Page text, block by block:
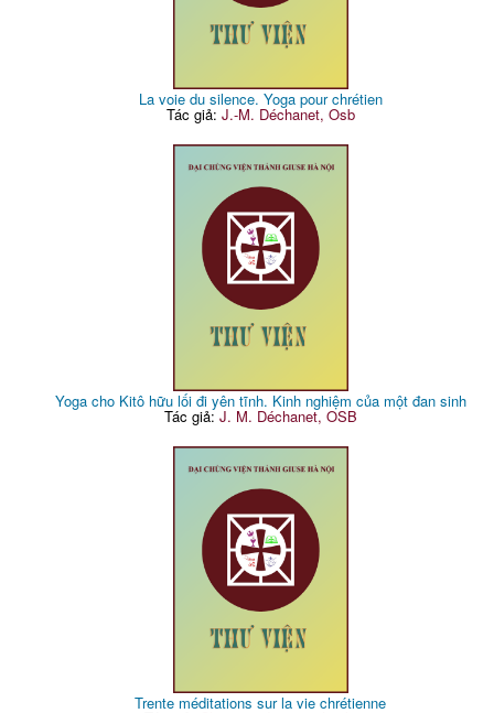
La voie du silence. Yoga pour chrétien
Tác giả: J.-M. Déchanet, Osb
Yoga cho Kitô hữu lối đi yên tĩnh. Kinh nghiệm của một đan sinh
Tác giả: J. M. Déchanet, OSB
Trente méditations sur la vie chrétienne